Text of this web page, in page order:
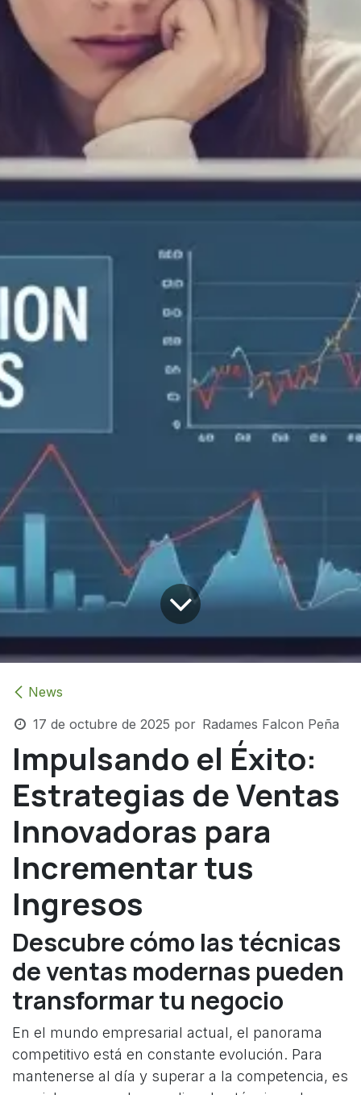
News
17 de octubre de 2025 por Radames Falcon Peña
Impulsando el Éxito:
Estrategias de Ventas
Innovadoras para
Incrementar tus
Ingresos
Descubre cómo las técnicas
de ventas modernas pueden
transformar tu negocio
En el mundo empresarial actual, el panorama
competitivo está en constante evolución. Para
mantenerse al día y superar a la competencia, es